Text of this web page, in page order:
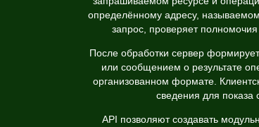
определённому адресу,
запрос, проверяет
После обработки сервер
или сообщением о результате
организованном формате.
сведения для показа
API позволяют создавать